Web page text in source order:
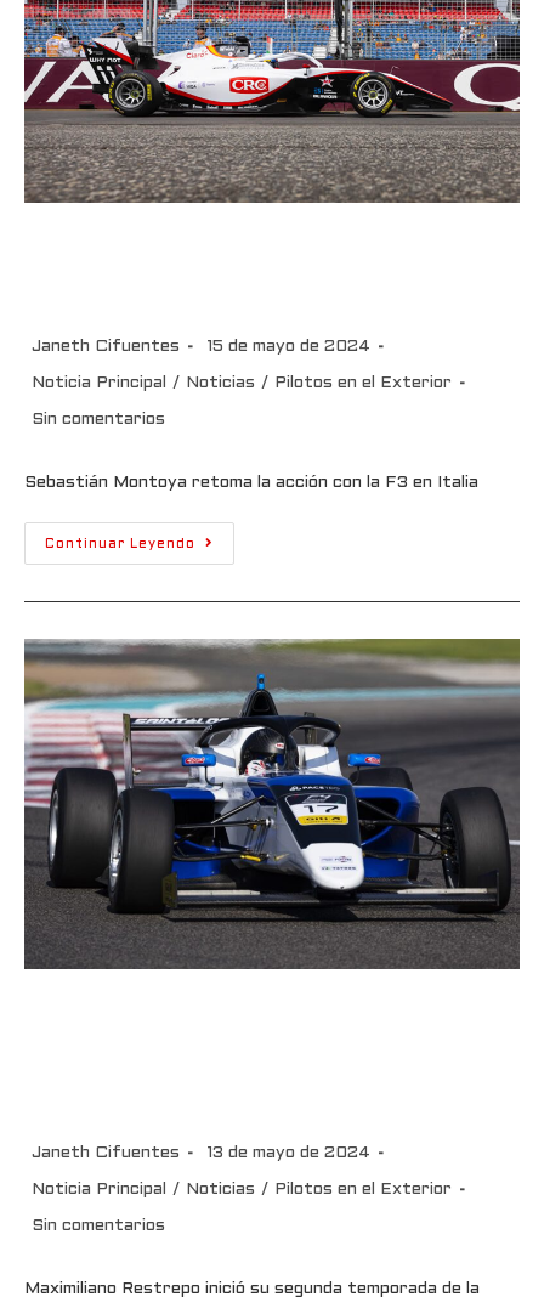
Janeth Cifuentes 15 de mayo de 2024
Noticia Principal / Noticias / Pilotos en el Exterior
Sin comentarios
Sebastián Montoya retoma la acción con la F3 en Italia
Continuar Leyendo
Janeth Cifuentes 13 de mayo de 2024
Noticia Principal / Noticias / Pilotos en el Exterior
Sin comentarios
Maximiliano Restrepo inició su segunda temporada de la